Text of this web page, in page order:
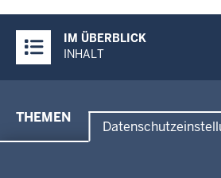
Inhalte
IM ÜBERBLICK
INHALT
der
THEMEN